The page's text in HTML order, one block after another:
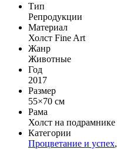
Тип
Репродукции
Материал
Холст Fine Art
Жанр
Животные
Год
2017
Размер
55×70 см
Рама
Холст на подрамнике
Категории
Процветание и успех,